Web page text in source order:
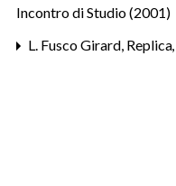
Incontro di Studio (2001)
L. Fusco Girard, Replica,